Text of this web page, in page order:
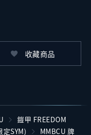
收藏商品
鎧甲 FREEDOM
SYM)
MMBCU 牌